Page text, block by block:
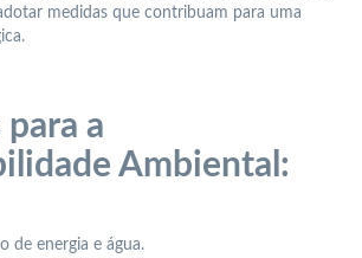
medidas que contribuam para uma
a
Ambiental:
de energia e água.